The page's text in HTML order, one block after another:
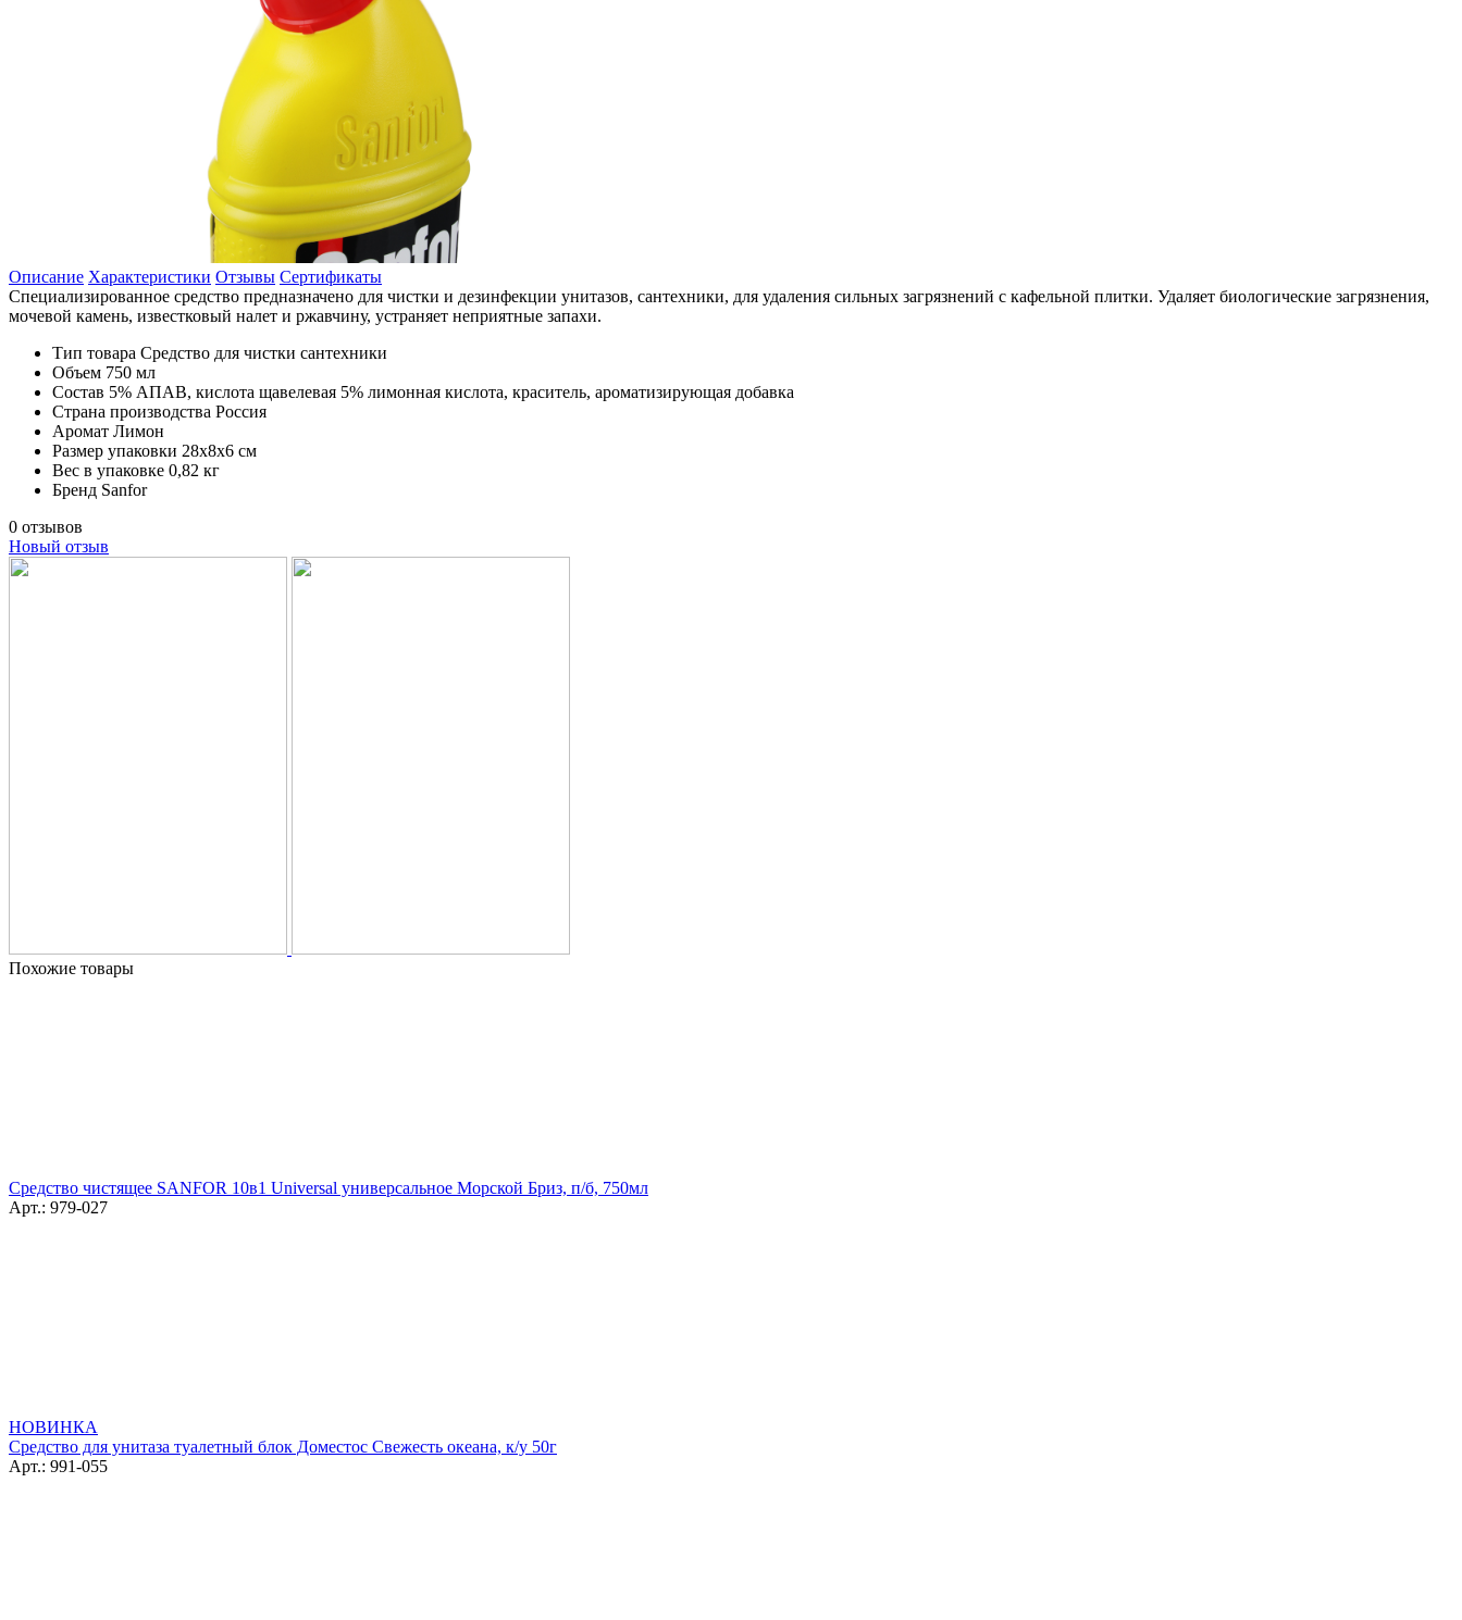
Описание Характеристики Отзывы Сертификаты
Специализированное средство предназначено для чистки и дезинфекции унитазов, сантехники, для удаления сильных загрязнений с кафельной плитки. Удаляет биологические загрязнения,
мочевой камень, известковый налет и ржавчину, устраняет неприятные запахи.
Тип товара Средство для чистки сантехники
Объем 750 мл
Состав 5% АПАВ, кислота щавелевая 5% лимонная кислота, краситель, ароматизирующая добавка
Страна производства Россия
Аромат Лимон
Размер упаковки 28х8х6 см
Вес в упаковке 0,82 кг
Бренд Sanfor
0 отзывов
Новый отзыв
Похожие товары
Средство чистящее SANFOR 10в1 Universal универсальное Морской Бриз, п/б, 750мл
Арт.: 979-027
НОВИНКА
Средство для унитаза туалетный блок Доместос Свежесть океана, к/у 50г
Арт.: 991-055